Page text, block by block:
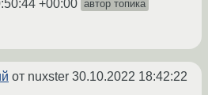
+00:00 автор топика
от nuxster 30.10.2022 18:42:22